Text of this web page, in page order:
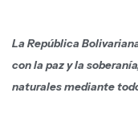
La República
con la paz y la
naturales mediante